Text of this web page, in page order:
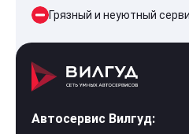
Грязный и неуютный
Автосервис Вилгуд: